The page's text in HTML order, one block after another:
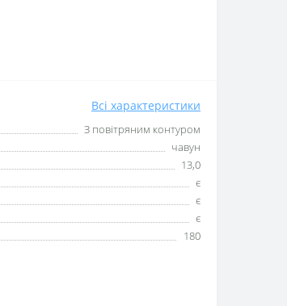
Всі характеристики
З повітряним контуром
чавун
13,0
є
є
є
180